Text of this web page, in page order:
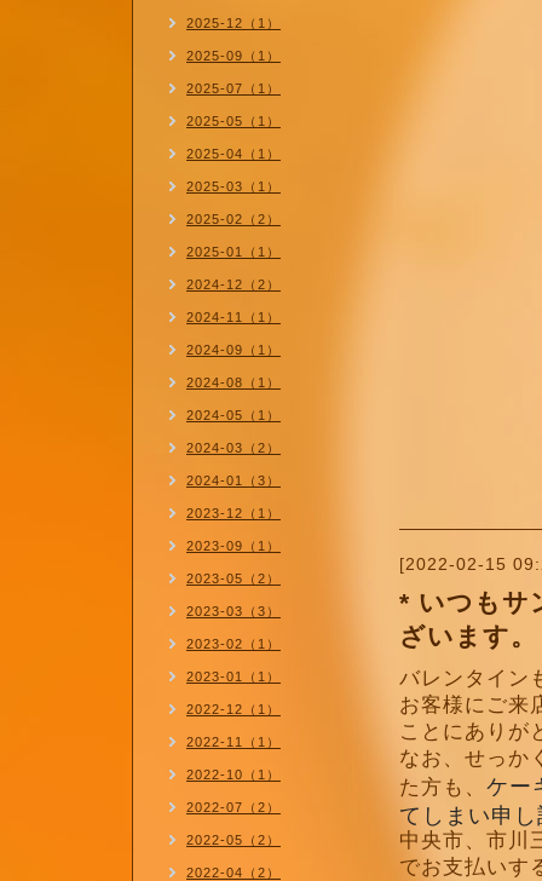
[2022-02-15
* いつもサ
ざいます。
バレンタイン
お客様にご来
ことにありが
なお、せっか
た方も、 ケー
てしまい申
中央市、市川
でお支払いす
2025-12（1）
2025-09（1）
2025-07（1）
2025-05（1）
2025-04（1）
2025-03（1）
2025-02（2）
2025-01（1）
2024-12（2）
2024-11（1）
2024-09（1）
2024-08（1）
2024-05（1）
2024-03（2）
2024-01（3）
2023-12（1）
2023-09（1）
2023-05（2）
2023-03（3）
2023-02（1）
2023-01（1）
2022-12（1）
2022-11（1）
2022-10（1）
2022-07（2）
2022-05（2）
2022-04（2）